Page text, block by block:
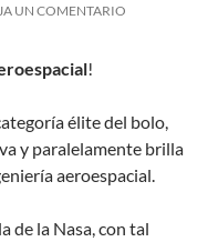
UN COMENTARIO
!
élite del bolo,
y paralelamente brilla
aeroespacial.
de la Nasa, con tal